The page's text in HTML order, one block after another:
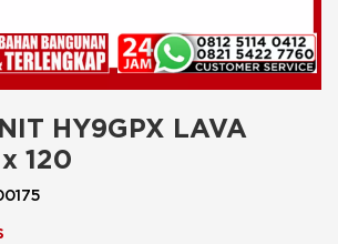
HY9GPX LAVA
120